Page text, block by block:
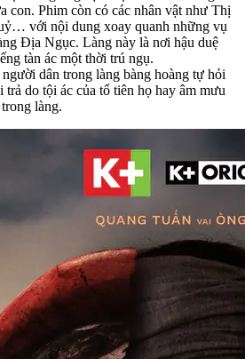
con. Phim còn có các nhân vật như Thị
với nội dung xoay quanh những vụ
Địa Ngục. Làng này là nơi hậu duệ
tàn ác một thời trú ngụ.
dân trong làng bàng hoàng tự hỏi
do tội ác của tổ tiên họ hay âm mưu
làng.